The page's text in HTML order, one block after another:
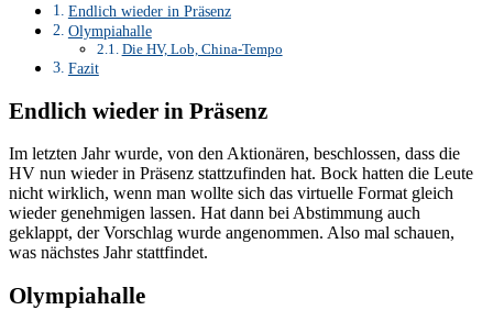
Endlich wieder in Präsenz
Olympiahalle
Die HV, Lob, China-Tempo
Fazit
Endlich wieder in Präsenz
Im letzten Jahr wurde, von den Aktionären, beschlossen, dass die
HV nun wieder in Präsenz stattzufinden hat. Bock hatten die Leute
nicht wirklich, wenn man wollte sich das virtuelle Format gleich
wieder genehmigen lassen. Hat dann bei Abstimmung auch
geklappt, der Vorschlag wurde angenommen. Also mal schauen,
was nächstes Jahr stattfindet.
Olympiahalle